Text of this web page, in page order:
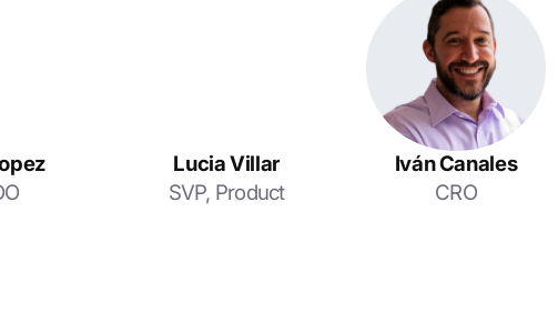
Lucia Villar
SVP, Product
Iván Canales
CRO